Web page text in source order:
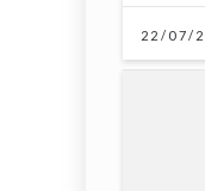
22/07/